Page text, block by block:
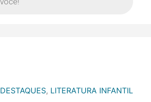
DESTAQUES, LITERATURA INFANTIL